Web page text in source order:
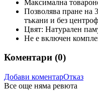
Максимална
Позволява пране на
тъкани и без
Цвят: Натурален
Не е включен
Коментари (0)
Добави коментарОтказ
Все още няма ревюта